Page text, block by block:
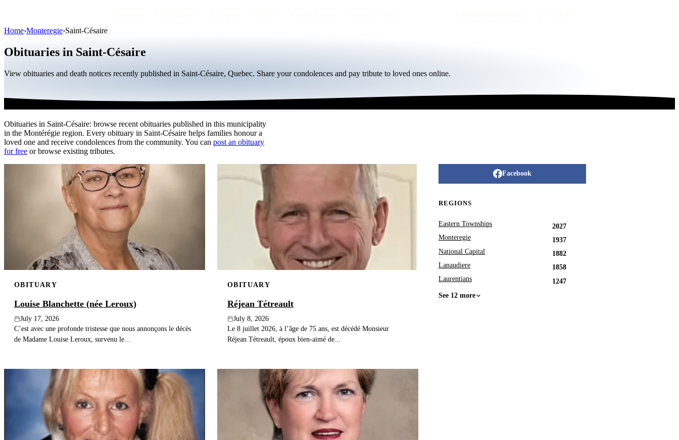
Home›Monteregie›Saint-Césaire
Obituaries in Saint-Césaire
View obituaries and death notices recently published in Saint-Césaire, Quebec. Share your condolences and pay tribute to loved ones online.
Obituaries in Saint-Césaire: browse recent obituaries published in this municipality
in the Montérégie region. Every obituary in Saint-Césaire helps families honour a
loved one and receive condolences from the community. You can post an obituary
for free or browse existing tributes.
OBITUARY
Louise Blanchette (née Leroux)
July 17, 2026
C’est avec une profonde tristesse que nous annonçons le décès
de Madame Louise Leroux, survenu le...
OBITUARY
Réjean Tétreault
July 8, 2026
Le 8 juillet 2026, à l’âge de 75 ans, est décédé Monsieur
Réjean Tétreault, époux bien-aimé de...
Facebook
REGIONS
Eastern Townships
2027
Monteregie
1937
National Capital
1882
Lanaudiere
1858
Laurentians
1247
See 12 more